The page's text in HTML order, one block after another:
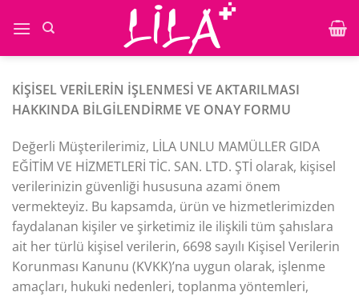
atla
KİŞİSEL VERİLERİN İŞLENMESİ VE AKTARILMASI
HAKKINDA BİLGİLENDİRME VE ONAY FORMU
Değerli Müşterilerimiz, LİLA UNLU MAMÜLLER GIDA
EĞİTİM VE HİZMETLERİ TİC. SAN. LTD. ŞTİ olarak, kişisel
verilerinizin güvenliği hususuna azami önem
vermekteyiz. Bu kapsamda, ürün ve hizmetlerimizden
faydalanan kişiler ve şirketimiz ile ilişkili tüm şahıslara
ait her türlü kişisel verilerin, 6698 sayılı Kişisel Verilerin
Korunması Kanunu (KVKK)’na uygun olarak, işlenme
amaçları, hukuki nedenleri, toplanma yöntemleri,